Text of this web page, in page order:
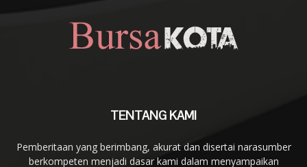
TENTANG KAMI
Pemberitaan yang berimbang, akurat dan disertai narasumber
berkompeten menjadi dasar kami dalam menyampaikan